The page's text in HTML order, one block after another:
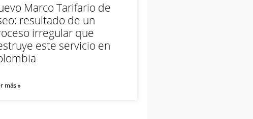
Marco Tarifario de
resultado de un
irregular que
este servicio en
más »